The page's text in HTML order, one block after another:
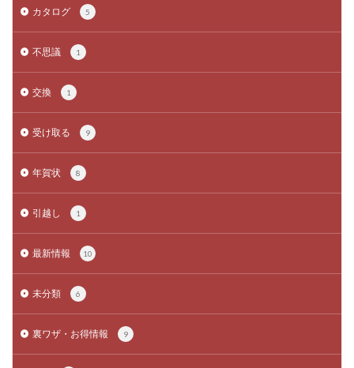
カタログ 5
不思議 1
交換 1
受け取る 9
年賀状 8
引越し 1
最新情報 10
未分類 6
裏ワザ・お得情報 9